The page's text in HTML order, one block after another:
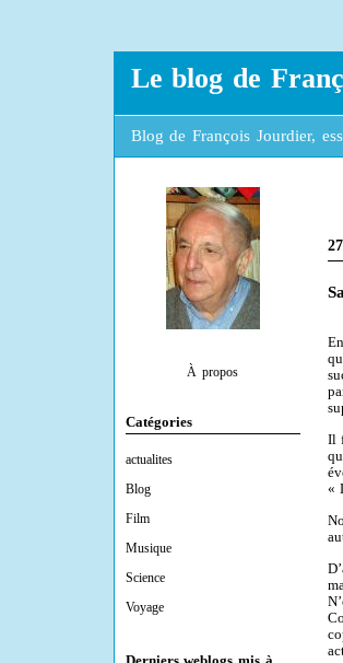
Le blog de
Blog de François Jourdier,
À propos
Catégories
actualites
Blog
Film
Musique
Science
Voyage
Il
«